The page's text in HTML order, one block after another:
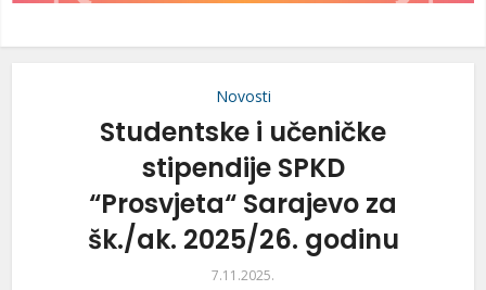
Novosti
Studentske i učeničke
stipendije SPKD
“Prosvjeta“ Sarajevo za
šk./ak. 2025/26. godinu
7.11.2025.